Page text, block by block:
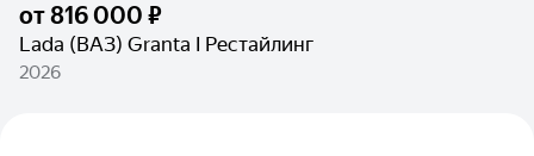
от816 000 ₽
Lada (ВАЗ) Granta I Рестайлинг
2026